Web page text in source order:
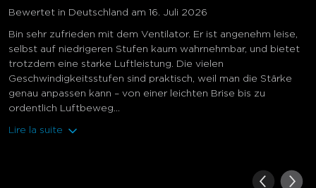
Bewertet in Deutschland am 16. Juli 2026
Bin sehr zufrieden mit dem Ventilator. Er ist angenehm leise,
selbst auf niedrigeren Stufen kaum wahrnehmbar, und bietet
trotzdem eine starke Luftleistung. Die vielen
Geschwindigkeitsstufen sind praktisch, weil man die Stärke
genau anpassen kann – von einer leichten Brise bis zu
ordentlich Luftbeweg...
Lire la suite